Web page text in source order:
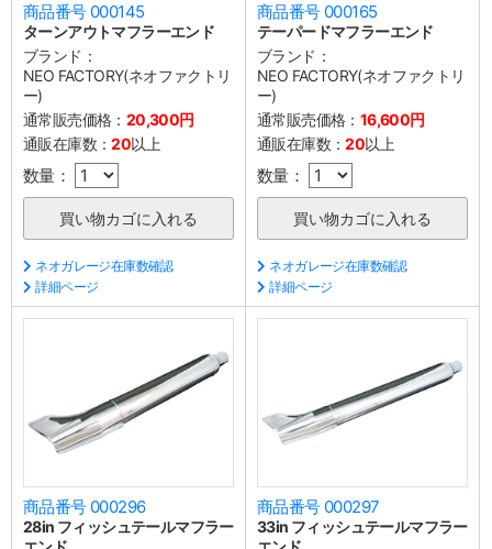
商品番号 000145
ターンアウトマフラーエンド
ブランド：
NEO FACTORY(ネオファクトリ
ー)
通常販売価格： 20,300円
通販在庫数：20以上
数量：
ネオガレージ在庫数確認
詳細ページ
商品番号 000165
テーパードマフラーエンド
ブランド：
NEO FACTORY(ネオファクトリ
ー)
通常販売価格： 16,600円
通販在庫数：20以上
数量：
ネオガレージ在庫数確認
詳細ページ
商品番号 000296
28in フィッシュテールマフラー
商品番号 000297
33in フィッシュテールマフラー